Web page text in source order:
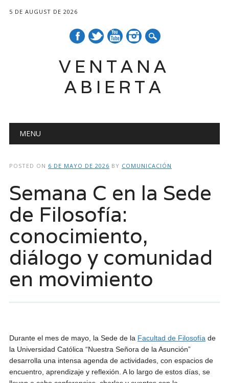
5 DE AUGUST DE 2026
VENTANA
ABIERTA
Main menu
MENU
POSTED ON 6 DE MAYO DE 2026 BY COMUNICACIÓN
Semana C en la Sede
de Filosofía:
conocimiento,
diálogo y comunidad
en movimiento
Durante el mes de mayo, la Sede de la Facultad de Filosofía de
la Universidad Católica “Nuestra Señora de la Asunción”
desarrolla una intensa agenda de actividades, con espacios de
encuentro, aprendizaje y reflexión. A lo largo de estos días, se